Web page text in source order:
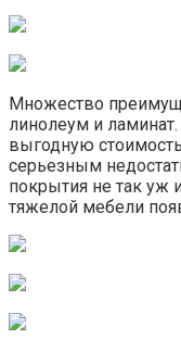
Множество
линолеум и
выгодную
серьезным
покрытия не так уж
тяжелой мебели